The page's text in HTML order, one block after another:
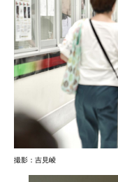
撮影：吉見崚